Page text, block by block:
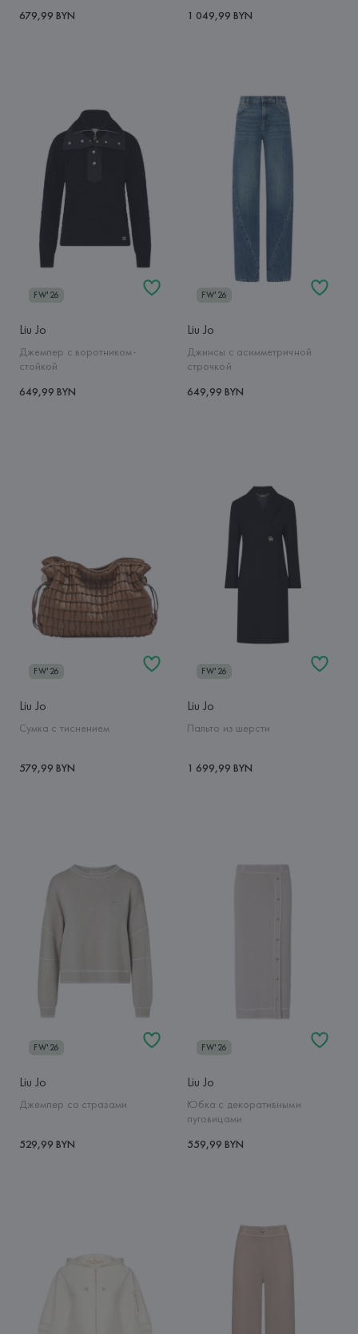
679,99 BYN 1 049,99 BYN
FW'26
Liu Jo
Джемпер с воротником-
стойкой
649,99 BYN
FW'26
Liu Jo
Джинсы с асимметричной
строчкой
649,99 BYN
FW'26
Liu Jo
Сумка с тиснением
579,99 BYN
FW'26
Liu Jo
Пальто из шерсти
1 699,99 BYN
FW'26
Liu Jo
Джемпер со стразами
529,99 BYN
FW'26
Liu Jo
Юбка с декоративными
пуговицами
559,99 BYN